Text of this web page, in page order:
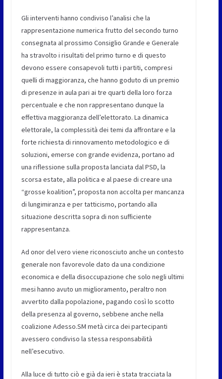
Gli interventi hanno condiviso l’analisi che la
rappresentazione numerica frutto del secondo turno
consegnata al prossimo Consiglio Grande e Generale
ha stravolto i risultati del primo turno e di questo
devono essere consapevoli tutti i partiti, compresi
quelli di maggioranza, che hanno goduto di un premio
di presenze in aula pari ai tre quarti della loro forza
percentuale e che non rappresentano dunque la
effettiva maggioranza dell’elettorato. La dinamica
elettorale, la complessità dei temi da affrontare e la
forte richiesta di rinnovamento metodologico e di
soluzioni, emerse con grande evidenza, portano ad
una riflessione sulla proposta lanciata dal PSD, la
scorsa estate, alla politica e al paese di creare una
“grosse koalition”, proposta non accolta per mancanza
di lungimiranza e per tatticismo, portando alla
situazione descritta sopra di non sufficiente
rappresentanza.
Ad onor del vero viene riconosciuto anche un contesto
generale non favorevole dato da una condizione
economica e della disoccupazione che solo negli ultimi
mesi hanno avuto un miglioramento, peraltro non
avvertito dalla popolazione, pagando così lo scotto
della presenza al governo, sebbene anche nella
coalizione Adesso.SM metà circa dei partecipanti
avessero condiviso la stessa responsabilità
nell’esecutivo.
Alla luce di tutto ciò e già da ieri è stata tracciata la